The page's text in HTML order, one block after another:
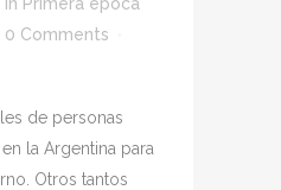
0 Comments
de personas
la Argentina para
Otros tantos